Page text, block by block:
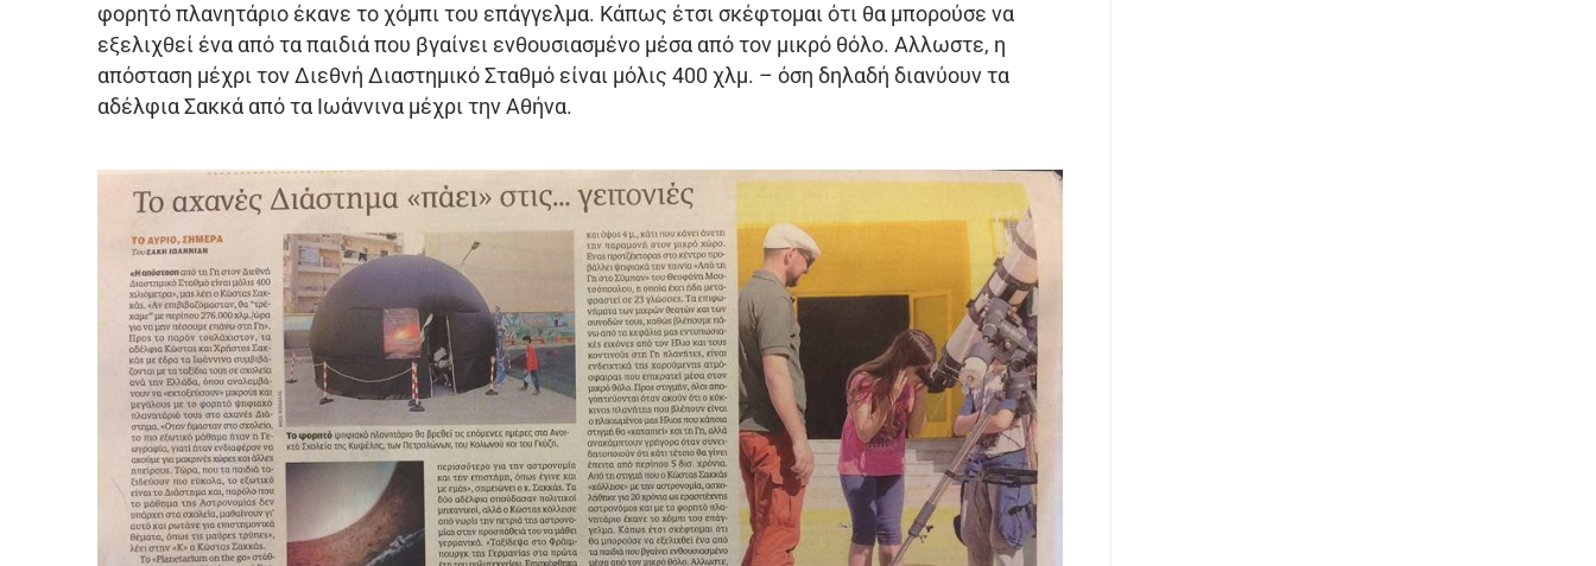
φορητό πλανητάριο έκανε το χόμπι του επάγγελμα. Κάπως έτσι σκέφτομαι ότι θα μπορούσε να
εξελιχθεί ένα από τα παιδιά που βγαίνει ενθουσιασμένο μέσα από τον μικρό θόλο. Αλλωστε, η
απόσταση μέχρι τον Διεθνή Διαστημικό Σταθμό είναι μόλις 400 χλμ. – όση δηλαδή διανύουν τα
αδέλφια Σακκά από τα Ιωάννινα μέχρι την Αθήνα.